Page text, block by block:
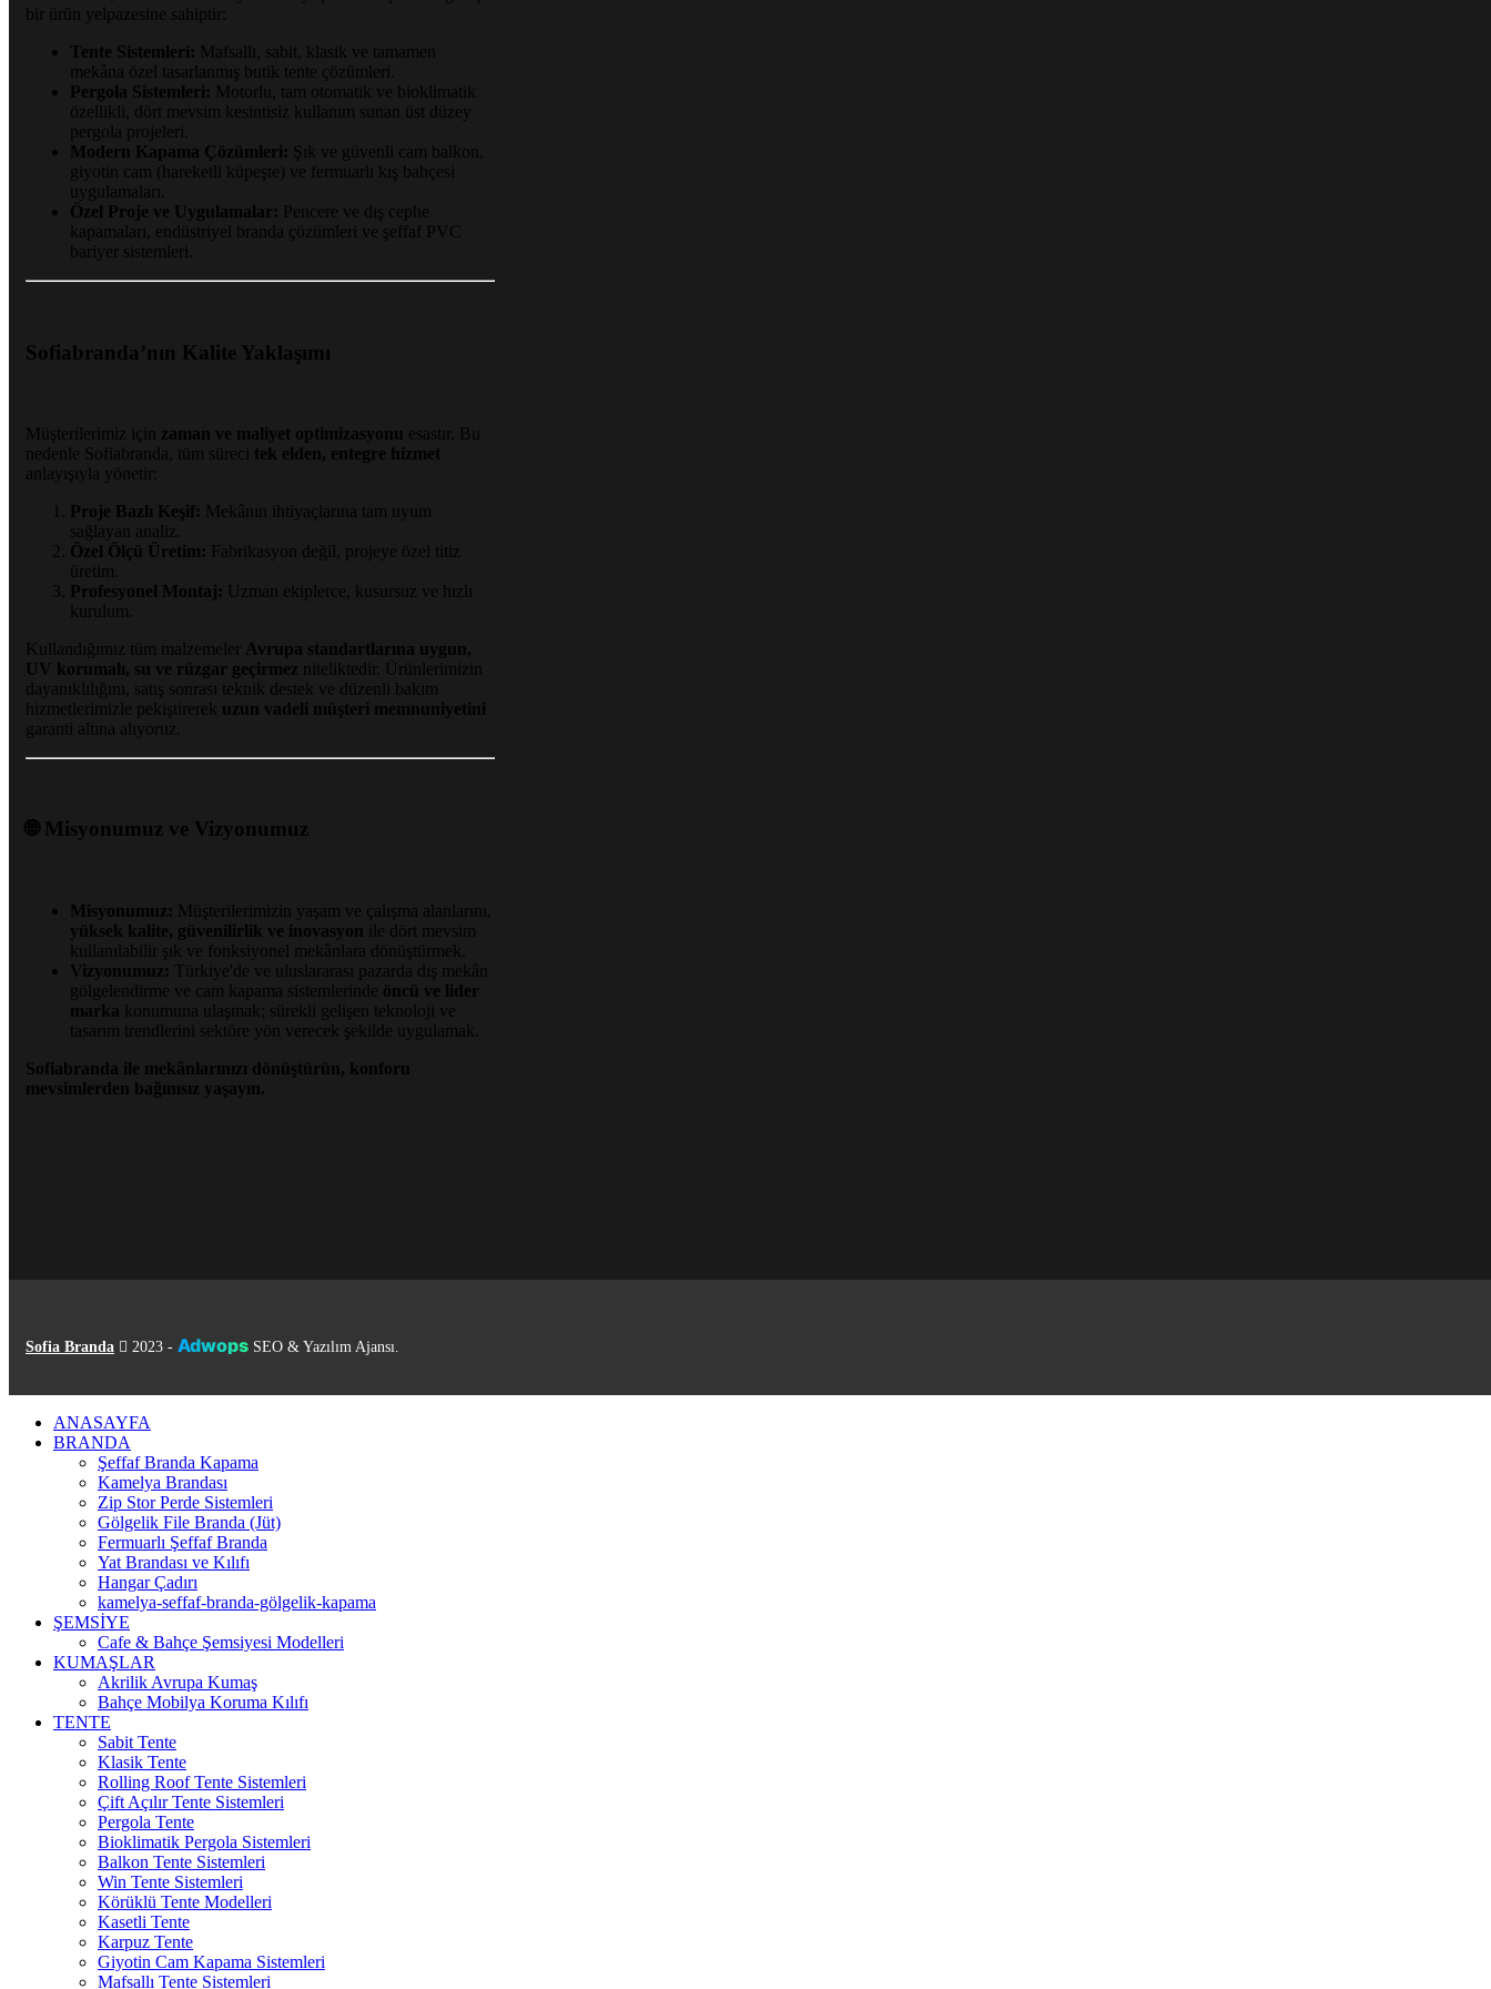
bir ürün yelpazesine sahiptir:
Tente Sistemleri: Mafsallı, sabit, klasik ve tamamen
mekâna özel tasarlanmış butik tente çözümleri.
Pergola Sistemleri: Motorlu, tam otomatik ve bioklimatik
özellikli, dört mevsim kesintisiz kullanım sunan üst düzey
pergola projeleri.
Modern Kapama Çözümleri: Şık ve güvenli cam balkon,
giyotin cam (hareketli küpeşte) ve fermuarlı kış bahçesi
uygulamaları.
Özel Proje ve Uygulamalar: Pencere ve dış cephe
kapamaları, endüstriyel branda çözümleri ve şeffaf PVC
bariyer sistemleri.
Sofiabranda’nın Kalite Yaklaşımı
Müşterilerimiz için zaman ve maliyet optimizasyonu esastır. Bu
nedenle Sofiabranda, tüm süreci tek elden, entegre hizmet
anlayışıyla yönetir:
Proje Bazlı Keşif: Mekânın ihtiyaçlarına tam uyum
sağlayan analiz.
Özel Ölçü Üretim: Fabrikasyon değil, projeye özel titiz
üretim.
Profesyonel Montaj: Uzman ekiplerce, kusursuz ve hızlı
kurulum.
Kullandığımız tüm malzemeler
Avrupa standartlarına uygun,
UV korumalı, su ve rüzgar geçirmez niteliktedir. Ürünlerimizin
dayanıklılığını, satış sonrası teknik destek ve düzenli bakım
hizmetlerimizle pekiştirerek uzun vadeli müşteri memnuniyetini
garanti altına alıyoruz.
🌐 Misyonumuz ve Vizyonumuz
Misyonumuz: Müşterilerimizin yaşam ve çalışma alanlarını,
yüksek kalite, güvenilirlik ve inovasyon ile dört mevsim
kullanılabilir şık ve fonksiyonel mekânlara dönüştürmek.
Vizyonumuz: Türkiye'de ve uluslararası pazarda dış mekân
gölgelendirme ve cam kapama sistemlerinde öncü ve lider
marka konumuna ulaşmak; sürekli gelişen teknoloji ve
tasarım trendlerini sektöre yön verecek şekilde uygulamak.
Sofiabranda ile mekânlarınızı dönüştürün, konforu
mevsimlerden bağımsız yaşayın.
Sofia Branda 2023 - Adwops SEO & Yazılım Ajansı.
ANASAYFA
BRANDA
Şeffaf Branda Kapama
Kamelya Brandası
Zip Stor Perde Sistemleri
Gölgelik File Branda (Jüt)
Fermuarlı Şeffaf Branda
Yat Brandası ve Kılıfı
Hangar Çadırı
kamelya-seffaf-branda-gölgelik-kapama
ŞEMSİYE
Cafe & Bahçe Şemsiyesi Modelleri
KUMAŞLAR
Akrilik Avrupa Kumaş
Bahçe Mobilya Koruma Kılıfı
TENTE
Sabit Tente
Klasik Tente
Rolling Roof Tente Sistemleri
Çift Açılır Tente Sistemleri
Pergola Tente
Bioklimatik Pergola Sistemleri
Balkon Tente Sistemleri
Win Tente Sistemleri
Körüklü Tente Modelleri
Kasetli Tente
Karpuz Tente
Giyotin Cam Kapama Sistemleri
Mafsallı Tente Sistemleri